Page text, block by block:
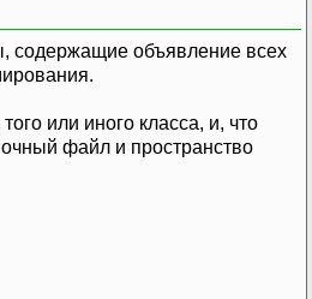
содержащие объявление всех
или иного класса, и, что
файл и пространство